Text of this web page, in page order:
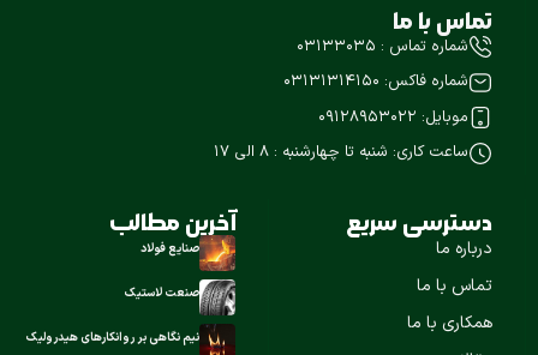
تماس با ما
شماره تماس : ۰۳۱۳۳۰۳۵
شماره فاکس: ۰۳۱۳۱۳۱۴۱۵۰
موبایل: 09128953022
ساعت کاری: شنبه تا چهارشنبه : ۸ الی 17
دسترسی سریع
درباره ما
تماس با ما
همکاری با ما
آخرین مطالب
صنایع فولاد
صنعت لاستیک
نیم نگاهی بر روانکارهای هیدرولیک